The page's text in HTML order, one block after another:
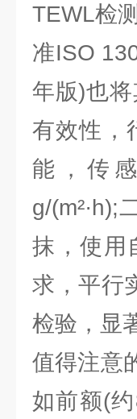
TEWL检
准ISO
年版)也
有效性，
能，传
g/(m²·h);
抹，使用
求，平行
检验，显
值得注意
如前额(约